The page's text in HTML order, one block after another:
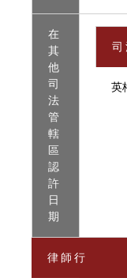
在
其
他
司
法
管
轄
區
認
許
日
期
司
英
律 師 行